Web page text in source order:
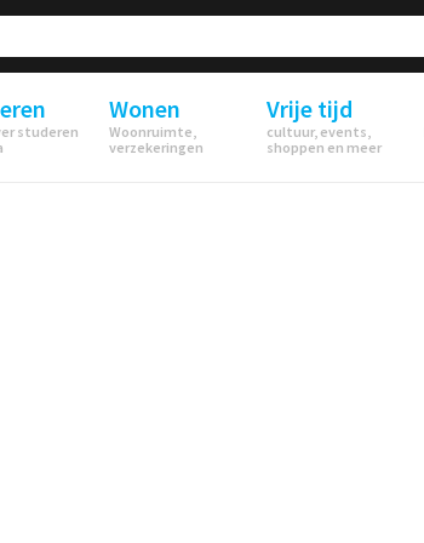
studeren
Wonen
Woonruimte,
verzekeringen
Vrije tijd
cultuur, events,
shoppen en meer